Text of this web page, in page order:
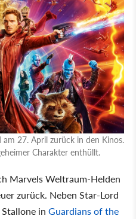
27. April zurück in den Kinos.
Charakter enthüllt.
Marvels Weltraum-Helden
zurück. Neben Star-Lord
in Guardians of the